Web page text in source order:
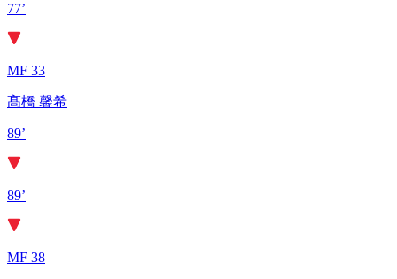
77’
MF 33
髙橋 馨希
89’
89’
MF 38